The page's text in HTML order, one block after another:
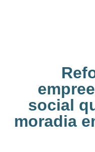
social
moradia